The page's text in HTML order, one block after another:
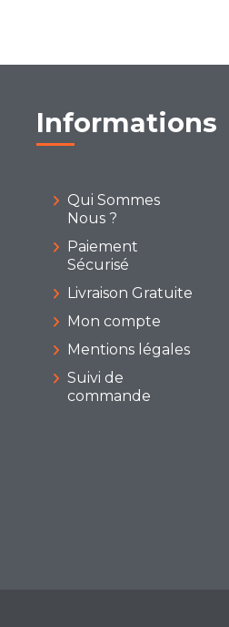
Informations
Qui Sommes
Nous ?
Paiement
Sécurisé
Livraison Gratuite
Mon compte
Mentions légales
Suivi de
commande